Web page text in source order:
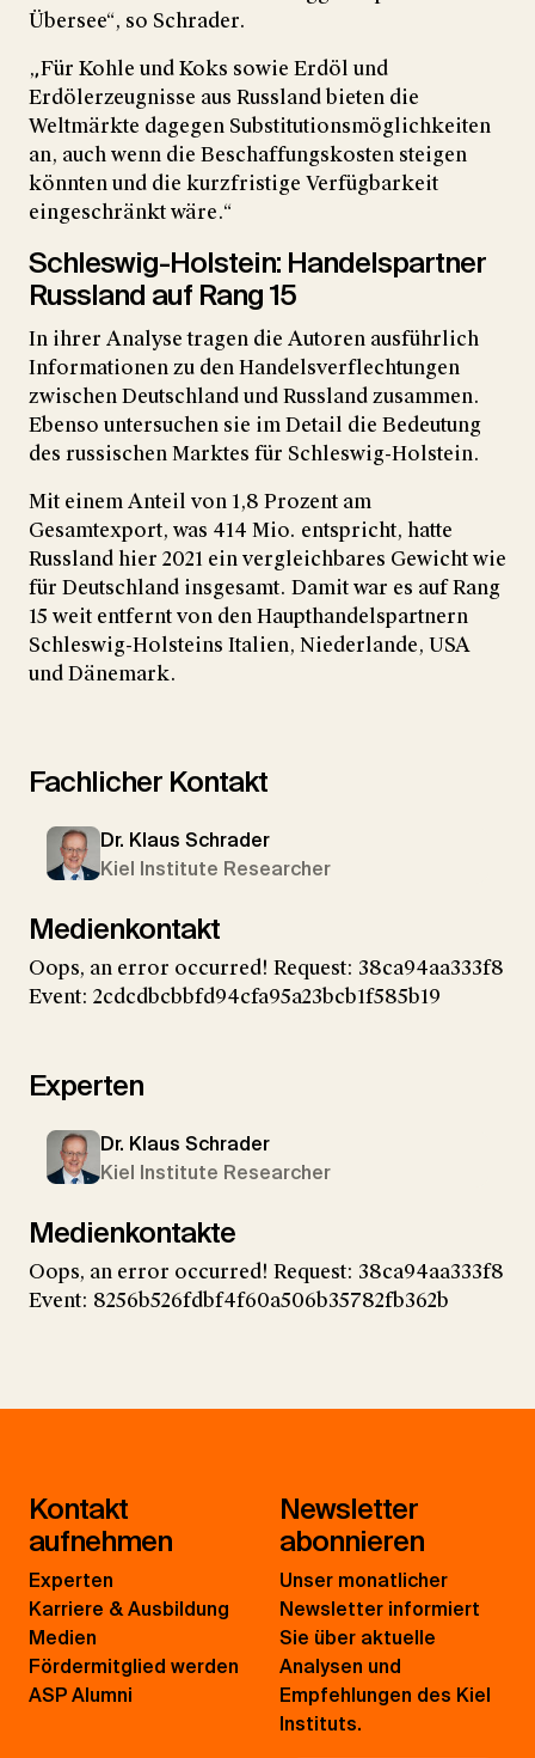
Übersee“, so Schrader.
„Für Kohle und Koks sowie Erdöl und
Erdölerzeugnisse aus Russland bieten die
Weltmärkte dagegen Substitutionsmöglichkeiten
an, auch wenn die Beschaffungskosten steigen
könnten und die kurzfristige Verfügbarkeit
eingeschränkt wäre.“
Schleswig-Holstein: Handelspartner
Russland auf Rang 15
In ihrer Analyse tragen die Autoren ausführlich
Informationen zu den Handelsverflechtungen
zwischen Deutschland und Russland zusammen.
Ebenso untersuchen sie im Detail die Bedeutung
des russischen Marktes für Schleswig-Holstein.
Mit einem Anteil von 1,8 Prozent am
Gesamtexport, was 414 Mio. entspricht, hatte
Russland hier 2021 ein vergleichbares Gewicht wie
für Deutschland insgesamt. Damit war es auf Rang
15 weit entfernt von den Haupthandelspartnern
Schleswig-Holsteins Italien, Niederlande, USA
und Dänemark.
Fachlicher Kontakt
Dr. Klaus Schrader
Kiel Institute Researcher
Medienkontakt
Oops, an error occurred! Request: 38ca94aa333f8
Event: 2cdcdbcbbfd94cfa95a23bcb1f585b19
Experten
Dr. Klaus Schrader
Kiel Institute Researcher
Medienkontakte
Oops, an error occurred! Request: 38ca94aa333f8
Event: 8256b526fdbf4f60a506b35782fb362b
Kontakt
aufnehmen
Experten
Karriere & Ausbildung
Medien
Fördermitglied werden
ASP Alumni
Newsletter
abonnieren
Unser monatlicher
Newsletter informiert
Sie über aktuelle
Analysen und
Empfehlungen des Kiel
Instituts.